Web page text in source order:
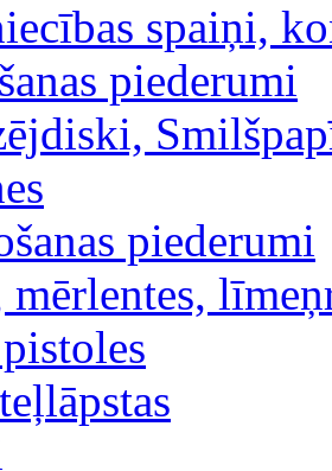
spaiņi,
piederumi
piederumi
mērlentes,